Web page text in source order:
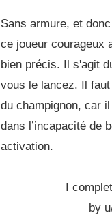
Sans armure, et
ce joueur courageux
bien précis. Il s'agit
vous le lancez. Il
du champignon, car
dans l’incapacité de
activation.
I
by